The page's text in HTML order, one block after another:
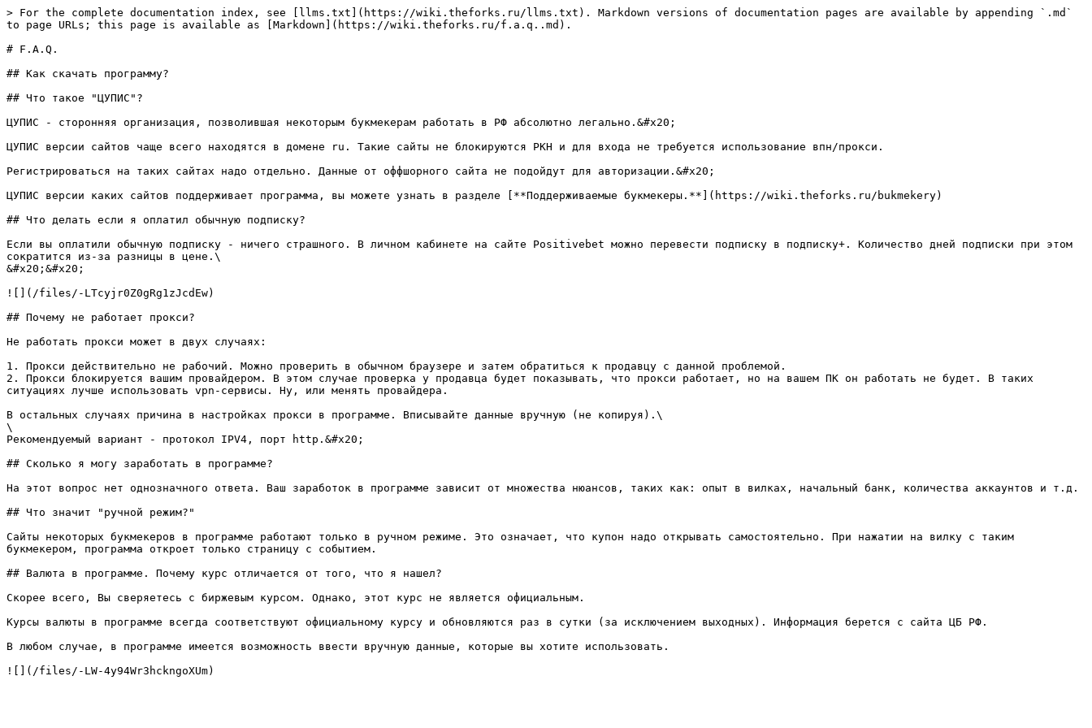
> For the complete documentation index, see [llms.txt](https://wiki.theforks.ru/llms.txt). Markdown versions of documentation pages are available by appending `.md`
to page URLs; this page is available as [Markdown](https://wiki.theforks.ru/f.a.q..md).
# F.A.Q.
## Как скачать программу?
## Что такое "ЦУПИС"?
ЦУПИС - сторонняя организация, позволившая некоторым букмекерам работать в РФ абсолютно легально.&#x20;
ЦУПИС версии сайтов чаще всего находятся в домене ru. Такие сайты не блокируются РКН и для входа не требуется использование впн/прокси.
Регистрироваться на таких сайтах надо отдельно. Данные от оффшорного сайта не подойдут для авторизации.&#x20;
ЦУПИС версии каких сайтов поддерживает программа, вы можете узнать в разделе [**Поддерживаемые букмекеры.**](https://wiki.theforks.ru/bukmekery)
## Что делать если я оплатил обычную подписку?
Если вы оплатили обычную подписку - ничего страшного. В личном кабинете на сайте Positivebet можно перевести подписку в подписку+. Количество дней подписки при этом
сократится из-за разницы в цене.\
&#x20;&#x20;
![](/files/-LTcyjr0Z0gRg1zJcdEw)
## Почему не работает прокси?
Не работать прокси может в двух случаях:
1. Прокси действительно не рабочий. Можно проверить в обычном браузере и затем обратиться к продавцу с данной проблемой.
2. Прокси блокируется вашим провайдером. В этом случае проверка у продавца будет показывать, что прокси работает, но на вашем ПК он работать не будет. В таких
ситуациях лучше использовать vpn-сервисы. Ну, или менять провайдера.
В остальных случаях причина в настройках прокси в программе. Вписывайте данные вручную (не копируя).\
\
Рекомендуемый вариант - протокол IPV4, порт http.&#x20;
## Сколько я могу заработать в программе?
На этот вопрос нет однозначного ответа. Ваш заработок в программе зависит от множества нюансов, таких как: опыт в вилках, начальный банк, количества аккаунтов и т.д.
## Что значит "ручной режим?"
Сайты некоторых букмекеров в программе работают только в ручном режиме. Это означает, что купон надо открывать самостоятельно. При нажатии на вилку с таким
букмекером, программа откроет только страницу с событием.
## Валюта в программе. Почему курс отличается от того, что я нашел?
Скорее всего, Вы сверяетесь с биржевым курсом. Однако, этот курс не является официальным.
Курсы валюты в программе всегда соответствуют официальному курсу и обновляются раз в сутки (за исключением выходных). Информация берется с сайта ЦБ РФ.
В любом случае, в программе имеется возможность ввести вручную данные, которые вы хотите использовать.